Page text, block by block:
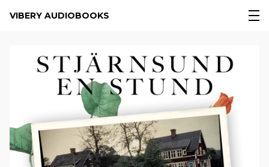
VIBERY AUDIOBOOKS